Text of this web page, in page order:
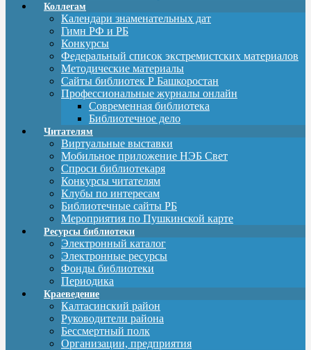
Коллегам
Календари знаменательных дат
Гимн РФ и РБ
Конкурсы
Федеральный список экстремистских материалов
Методические материалы
Сайты библиотек Р Башкоростан
Профессиональные журналы онлайн
Современная библиотека
Библиотечное дело
Читателям
Виртуальные выставки
Мобильное приложение НЭБ Свет
Спроси библиотекаря
Конкурсы читателям
Клубы по интересам
Библиотечные сайты РБ
Мероприятия по Пушкинской карте
Ресурсы библиотеки
Электронный каталог
Электронные ресурсы
Фонды библиотеки
Периодика
Краеведение
Калтасинский район
Руководители района
Бессмертный полк
Организации, предприятия